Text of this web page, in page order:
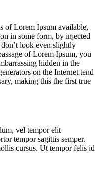
of Lorem Ipsum available,
in some form, by injected
look even slightly
of Lorem Ipsum, you
hidden in the
on the Internet tend
making this the first true
vel tempor elit
tempor sagittis semper.
cursus. Ut tempor felis id